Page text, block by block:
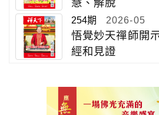
254期 2026-05
悟覺妙天禪師開
經和見證